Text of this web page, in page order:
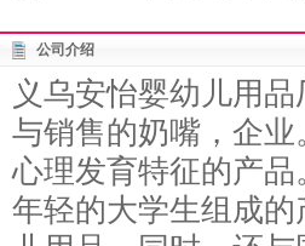
公司介绍
义乌安怡婴幼儿用
与销售的奶嘴，企
心理发育特征的产
年轻的大学生组成